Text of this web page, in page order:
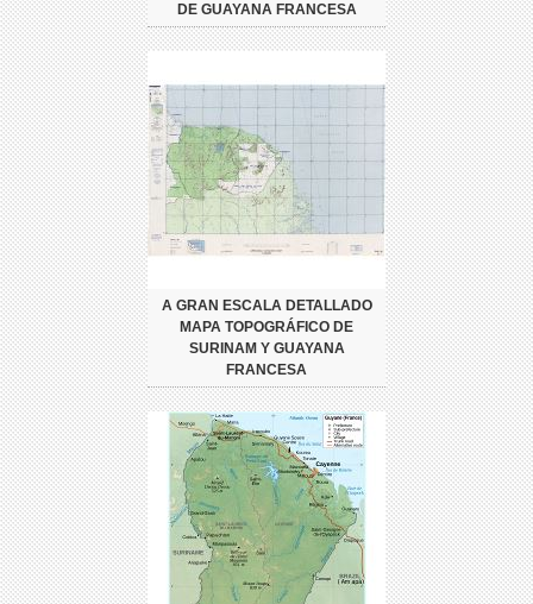
DE GUAYANA FRANCESA
A GRAN ESCALA DETALLADO
MAPA TOPOGRÁFICO DE
SURINAM Y GUAYANA
FRANCESA